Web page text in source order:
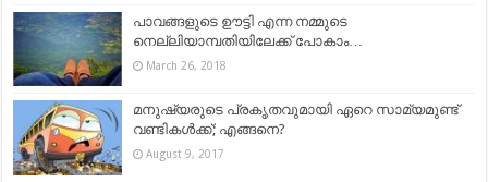
പാവങ്ങളുടെ ഊട്ടി എന്ന നമ്മുടെ
നെല്ലിയാമ്പതിയിലേക്ക് പോകാം…
March 26, 2018
മനുഷ്യരുടെ പ്രകൃതവുമായി ഏറെ സാമ്യമുണ്ട്‌
വണ്ടികള്‍ക്ക്; എങ്ങനെ?
August 9, 2017